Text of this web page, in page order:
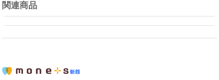
関連商品